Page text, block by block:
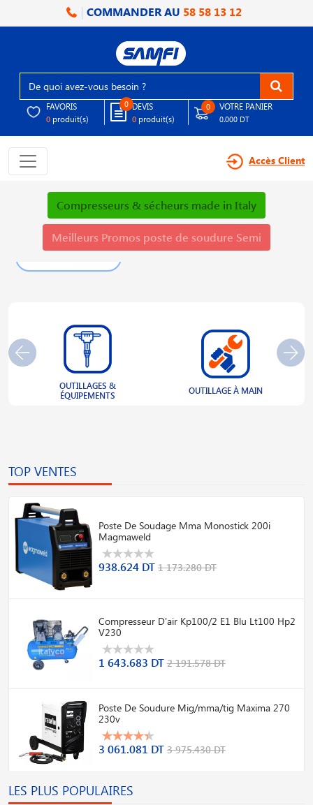
COMMANDER AU 58 58 13 12
FAVORIS
0 produit(s)
0 DEVIS
0 produit(s)
0 VOTRE PANIER
0.000 DT
Accès Client
Compresseurs & sécheurs made in Italy
Meilleurs Promos poste de soudure Semi
OUTILLAGES &
ÉQUIPEMENTS
OUTILLAGE À MAIN
TOP VENTES
Poste De Soudage Mma Monostick 200i
Magmaweld
938.624 DT 1 173.280 DT
Compresseur D'air Kp100/2 E1 Blu Lt100 Hp2
V230
1 643.683 DT 2 191.578 DT
Poste De Soudure Mig/mma/tig Maxima 270
230v
3 061.081 DT 3 975.430 DT
LES PLUS POPULAIRES